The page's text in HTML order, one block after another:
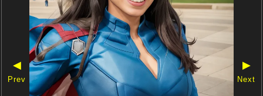
◀
Prev
▶
Next